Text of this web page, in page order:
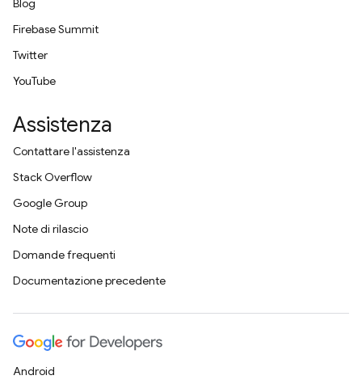
Blog
Firebase Summit
Twitter
YouTube
Assistenza
Contattare l'assistenza
Stack Overflow
Google Group
Note di rilascio
Domande frequenti
Documentazione precedente
Android